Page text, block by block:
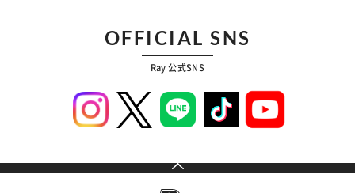
OFFICIAL SNS
Ray 公式SNS